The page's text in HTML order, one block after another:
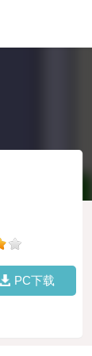
PC下载